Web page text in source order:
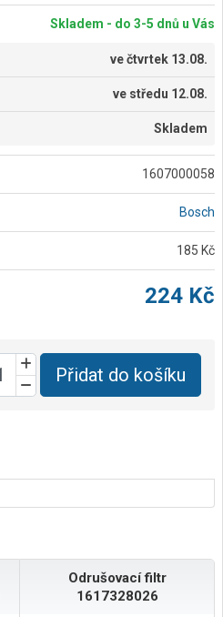
Skladem - do 3-5 dnů u Vás
večtvrtek 13.08.
ve středu 12.08.
Skladem
1607000058
Bosch
185 Kč
224 Kč
Přidat do košíku
Odrušovací filtr
1617328026